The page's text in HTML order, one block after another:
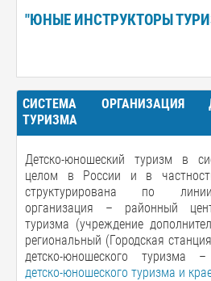
"ЮНЫЕ ИНСТРУКТОРЫ
СИСТЕМА ОРГАНИЗАЦИЯ
ТУРИЗМА
Детско-юношеский туризм в
целом в России и в
структурирована по линии
организация – районный
туризма (учреждение
региональный (Городская
детско-юношеского туризма –
детско-юношеского туризма и